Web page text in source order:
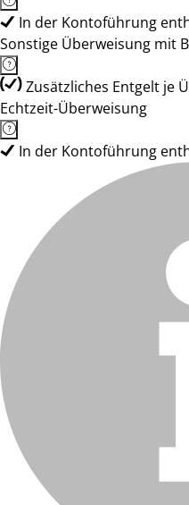
In der Kontoführung
Sonstige Überweisung mit
Zusätzliches Entgelt je
Echtzeit-Überweisung
In der Kontoführung